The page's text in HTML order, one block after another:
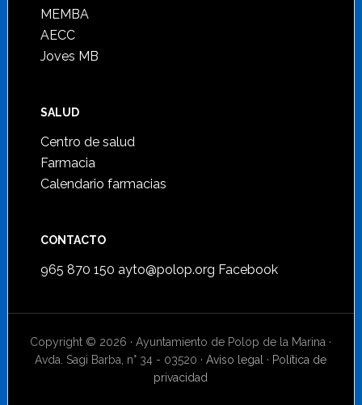
MEMBA
AECC
Joves MB
SALUD
Centro de salud
Farmacia
Calendario farmacias
CONTACTO
965 870 150 ayto@polop.org Facebook
Copyright © 2026 · Ayuntamiento de Polop de la Marina ·
Avda. Sagi Barba, n° 34 - 03520 ·Aviso legal · Política de
privacidad